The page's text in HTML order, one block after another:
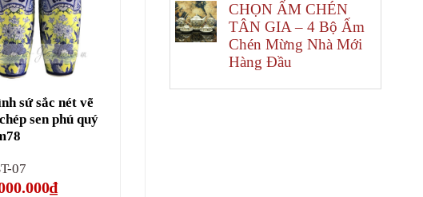
CHỌN ẤM CHÉN
TÂN GIA – 4 Bộ Ấm
Chén Mừng Nhà Mới
Hàng Đầu
sứ sắc nét vẽ
sen phú quý
07
₫